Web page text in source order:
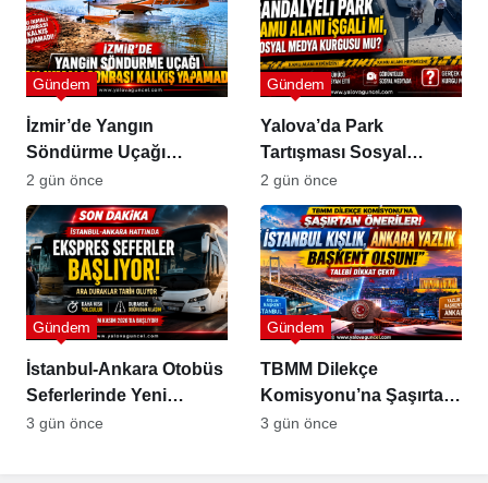
İzmir’de Yangın
Söndürme Uçağı
Gölette Kalkış
Yapamadı!
Gündem
2 gün önce
Yalova’da Park
Tartışması Sosyal
Medyada Büyük Yankı
Uyandırdı
Gündem
2 gün önce
İstanbul-Ankara Otobüs
Seferlerinde Yeni
Dönem
Gündem
3 gün önce
TBMM Dilekçe
Komisyonu’na Şaşırtan
Öneriler
Gündem
3 gün önce